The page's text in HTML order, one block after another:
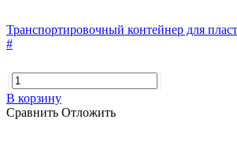
Транспортировочный контейнер для
#
В корзину
Сравнить Отложить